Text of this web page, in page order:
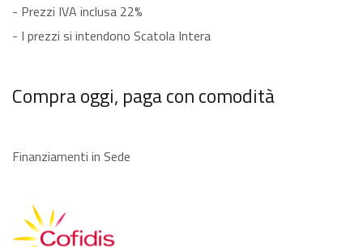
- Prezzi IVA inclusa 22%
- I prezzi si intendono Scatola Intera
Compra oggi, paga con comodità
Finanziamenti in Sede